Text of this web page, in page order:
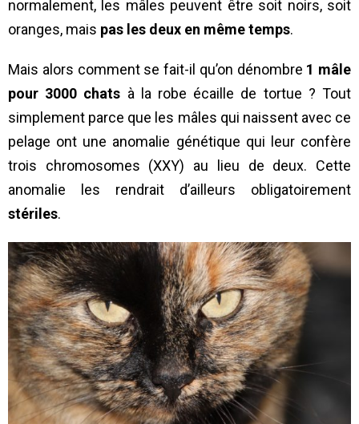
normalement, les mâles peuvent être soit noirs, soit
oranges, mais pas les deux en même temps.
Mais alors comment se fait-il qu’on dénombre 1 mâle
pour 3000 chats à la robe écaille de tortue ? Tout
simplement parce que les mâles qui naissent avec ce
pelage ont une anomalie génétique qui leur confère
trois chromosomes (XXY) au lieu de deux. Cette
anomalie les rendrait d’ailleurs obligatoirement
stériles.